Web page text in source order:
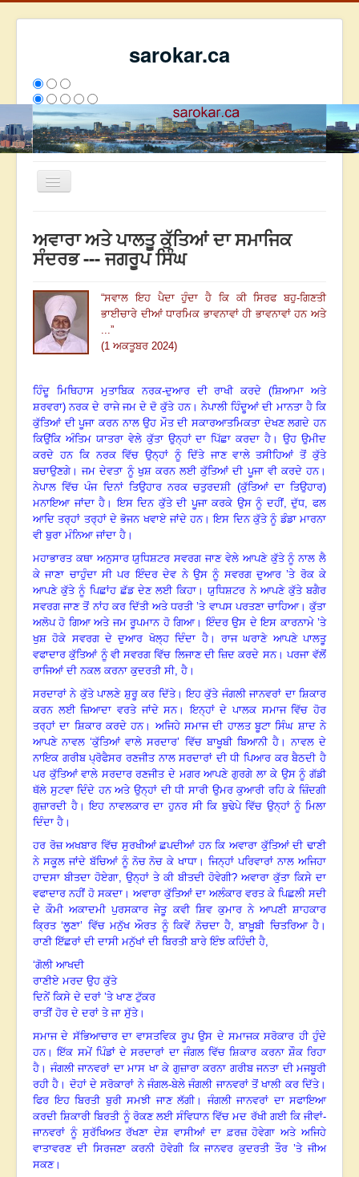
sarokar.ca
Toggle
ਰਚਨਾਵਾਂ
ਸੰਪਰਕ
We have 232 guests and no members online
2808241
ਇਸ ਹਫਤੇ
ਅਵਾਰਾ ਅਤੇ ਪਾਲਤੂ ਕੁੱਤਿਆਂ ਦਾ ਸਮਾਜਿਕ
ਸੰਦਰਭ --- ਜਗਰੂਪ ਸਿੰਘ
“ਸਵਾਲ ਇਹ ਪੈਦਾ ਹੁੰਦਾ ਹੈ ਕਿ ਕੀ ਸਿਰਫ ਬਹੁ-ਗਿਣਤੀ
ਭਾਈਚਾਰੇ ਦੀਆਂ ਧਾਰਮਿਕ ਭਾਵਨਾਵਾਂ ਹੀ ਭਾਵਨਾਵਾਂ ਹਨ ਅਤੇ
...”
(1 ਅਕਤੂਬਰ 2024)
ਹਿੰਦੂ ਮਿਥਿਹਾਸ ਮੁਤਾਬਿਕ ਨਰਕ-ਦੁਆਰ ਦੀ ਰਾਖੀ ਕਰਦੇ (ਸ਼ਿਆਮਾ ਅਤੇ
ਸ਼ਰਵਰਾ) ਨਰਕ ਦੇ ਰਾਜੇ ਜਮ ਦੇ ਦੋ ਕੁੱਤੇ ਹਨ। ਨੇਪਾਲੀ ਹਿੰਦੂਆਂ ਦੀ ਮਾਨਤਾ ਹੈ ਕਿ
ਕੁੱਤਿਆਂ ਦੀ ਪੂਜਾ ਕਰਨ ਨਾਲ ਉਹ ਮੌਤ ਦੀ ਸਕਾਰਆਤਮਿਕਤਾ ਦੇਖਣ ਲਗਦੇ ਹਨ
ਕਿਉਂਕਿ ਅੰਤਿਮ ਯਾਤਰਾ ਵੇਲੇ ਕੁੱਤਾ ਉਨ੍ਹਾਂ ਦਾ ਪਿੱਛਾ ਕਰਦਾ ਹੈ ।ਉਹ ਉਮੀਦ
ਕਰਦੇ ਹਨ ਕਿ ਨਰਕ ਵਿੱਚ ਉਨ੍ਹਾਂ ਨੂੰ ਦਿੱਤੇ ਜਾਣ ਵਾਲੇ ਤਸੀਹਿਆਂ ਤੋਂ ਕੁੱਤੇ
ਬਚਾਉਣਗੇ।ਜਮ ਦੇਵਤਾ ਨੂੰ ਖੁਸ਼ ਕਰਨ ਲਈ ਕੁੱਤਿਆਂ ਦੀ ਪੂਜਾ ਵੀ ਕਰਦੇ ਹਨ।
ਨੇਪਾਲ ਵਿੱਚ ਪੰਜ ਦਿਨਾਂ ਤਿਉਹਾਰ ਨਰਕ ਚਤੁਰਦਸ਼ੀ (ਕੁੱਤਿਆਂ ਦਾ ਤਿਉਹਾਰ)
ਮਨਾਇਆ ਜਾਂਦਾ ਹੈ ।ਇਸ ਦਿਨ ਕੁੱਤੇ ਦੀ ਪੂਜਾ ਕਰਕੇ ਉਸ ਨੂੰ ਦਹੀਂ,ਦੁੱਧ,ਫਲ
ਆਦਿ ਤਰ੍ਹਾਂ ਤਰ੍ਹਾਂ ਦੇ ਭੋਜਨ ਖਵਾਏ ਜਾਂਦੇ ਹਨ।ਇਸ ਦਿਨ ਕੁੱਤੇ ਨੂੰ ਡੰਡਾ ਮਾਰਨਾ
ਵੀ ਬੁਰਾ ਮੰਨਿਆ ਜਾਂਦਾ ਹੈ ।
ਮਹਾਭਾਰਤ ਕਥਾ ਅਨੁਸਾਰ ਯੁਧਿਸ਼ਟਰ ਸਵਰਗ ਜਾਣ ਵੇਲੇ ਆਪਣੇ ਕੁੱਤੇ ਨੂੰ ਨਾਲ ਲੈ
ਕੇ ਜਾਣਾ ਚਾਹੁੰਦਾ ਸੀ ਪਰ ਇੰਦਰ ਦੇਵ ਨੇ ਉਸ ਨੂੰ ਸਵਰਗ ਦੁਆਰ ’ਤੇ ਰੋਕ ਕੇ
ਆਪਣੇ ਕੁੱਤੇ ਨੂੰ ਪਿਛਾਂਹ ਛੱਡ ਦੇਣ ਲਈ ਕਿਹਾ ।ਯੁਧਿਸ਼ਟਰ ਨੇ ਆਪਣੇ ਕੁੱਤੇ ਬਗੈਰ
ਸਵਰਗ ਜਾਣ ਤੋਂ ਨਾਂਹ ਕਰ ਦਿੱਤੀ ਅਤੇ ਧਰਤੀ ’ਤੇ ਵਾਪਸ ਪਰਤਣਾ ਚਾਹਿਆ।ਕੁੱਤਾ
ਅਲੋਪ ਹੋ ਗਿਆ ਅਤੇ ਜਮ ਰੂਪਮਾਨ ਹੋ ਗਿਆ।ਇੰਦਰ ਉਸ ਦੇ ਇਸ ਕਾਰਨਾਮੇ ’ਤੇ
ਖੁਸ਼ ਹੋਕੇ ਸਵਰਗ ਦੇ ਦੁਆਰ ਖੋਲ੍ਹ ਦਿੰਦਾ ਹੈ। ਰਾਜ ਘਰਾਣੇ ਆਪਣੇ ਪਾਲਤੂ
ਵਫਾਦਾਰ ਕੁੱਤਿਆਂ ਨੂੰ ਵੀ ਸਵਰਗ ਵਿੱਚ ਲਿਜਾਣ ਦੀ ਜ਼ਿਦ ਕਰਦੇ ਸਨ। ਪਰਜਾ ਵੱਲੋਂ
ਰਾਜਿਆਂ ਦੀ ਨਕਲ ਕਰਨਾ ਕੁਦਰਤੀ ਸੀ, ਹੈ ।
ਸਰਦਾਰਾਂ ਨੇ ਕੁੱਤੇ ਪਾਲਣੇ ਸ਼ੁਰੂ ਕਰ ਦਿੱਤੇ।ਇਹ ਕੁੱਤੇ ਜੰਗਲੀ ਜਾਨਵਰਾਂ ਦਾ ਸ਼ਿਕਾਰ
ਕਰਨ ਲਈ ਜ਼ਿਆਦਾ ਵਰਤੇ ਜਾਂਦੇ ਸਨ।ਇਨ੍ਹਾਂ ਦੇ ਪਾਲਕ ਸਮਾਜ ਵਿੱਚ ਹੋਰ
ਤਰ੍ਹਾਂ ਦਾ ਸ਼ਿਕਾਰ ਕਰਦੇ ਹਨ। ਅਜਿਹੇ ਸਮਾਜ ਦੀ ਹਾਲਤ ਬੂਟਾ ਸਿੰਘ ਸ਼ਾਦ ਨੇ
ਆਪਣੇ ਨਾਵਲ ‘ਕੁੱਤਿਆਂ ਵਾਲੇ ਸਰਦਾਰ’ ਵਿੱਚ ਬਾਖੂਬੀ ਬਿਆਨੀ ਹੈ। ਨਾਵਲ ਦੇ
ਨਾਇਕ ਗਰੀਬ ਪ੍ਰੋਫੈਸਰ ਰਣਜੀਤ ਨਾਲ ਸਰਦਾਰਾਂ ਦੀ ਧੀ ਪਿਆਰ ਕਰ ਬੈਠਦੀ ਹੈ
ਪਰ ਕੁੱਤਿਆਂ ਵਾਲੇ ਸਰਦਾਰ ਰਣਜੀਤ ਦੇ ਮਗਰ ਆਪਣੇ ਗੁਰਗੇ ਲਾ ਕੇ ਉਸ ਨੂੰ ਗੱਡੀ
ਥੱਲੇ ਸੁਟਵਾ ਦਿੰਦੇ ਹਨ ਅਤੇ ਉਨ੍ਹਾਂ ਦੀ ਧੀ ਸਾਰੀ ਉਮਰ ਕੁਆਰੀ ਰਹਿ ਕੇ ਜ਼ਿੰਦਗੀ
ਗੁਜ਼ਾਰਦੀ ਹੈ।ਇਹ ਨਾਵਲਕਾਰ ਦਾ ਹੁਨਰ ਸੀ ਕਿ ਬੁਢੇਪੇ ਵਿੱਚ ਉਨ੍ਹਾਂ ਨੂੰ ਮਿਲਾ
ਦਿੰਦਾ ਹੈ ।
ਹਰ ਰੋਜ਼ ਅਖਬਾਰ ਵਿੱਚ ਸੁਰਖੀਆਂ ਛਪਦੀਆਂ ਹਨ ਕਿ ਅਵਾਰਾ ਕੁੱਤਿਆਂ ਦੀ ਢਾਣੀ
ਨੇ ਸਕੂਲ ਜਾਂਦੇ ਬੱਚਿਆਂ ਨੂੰ ਨੋਚ ਨੋਚ ਕੇ ਖਾਧਾ ।ਜਿਨ੍ਹਾਂ ਪਰਿਵਾਰਾਂ ਨਾਲ ਅਜਿਹਾ
ਹਾਦਸਾ ਬੀਤਦਾ ਹੋਏਗਾ, ਉਨ੍ਹਾਂ ਤੇ ਕੀ ਬੀਤਦੀ ਹੋਵੇਗੀ? ਅਵਾਰਾ ਕੁੱਤਾ ਕਿਸੇ ਦਾ
ਵਫਾਦਾਰ ਨਹੀਂ ਹੋ ਸਕਦਾ । ਅਵਾਰਾ ਕੁੱਤਿਆਂ ਦਾ ਅਲੰਕਾਰ ਵਰਤ ਕੇ ਪਿਛਲੀ ਸਦੀ
ਦੇ ਕੌਮੀ ਅਕਾਦਮੀ ਪੁਰਸਕਾਰ ਜੇਤੂ ਕਵੀ ਸ਼ਿਵ ਕੁਮਾਰ ਨੇ ਆਪਣੀ ਸ਼ਾਹਕਾਰ
ਕ੍ਰਿਤ ‘ਲੂਣਾ’ ਵਿੱਚ ਮਨੁੱਖ ਔਰਤ ਨੂੰ ਕਿਵੇਂ ਨੋਚਦਾ ਹੈ, ਬਾਖ਼ੂਬੀ ਚਿਤਰਿਆ ਹੈ ।
ਰਾਣੀ ਇੱਛਰਾਂ ਦੀ ਦਾਸੀ ਮਨੁੱਖਾਂ ਦੀ ਬਿਰਤੀ ਬਾਰੇ ਇੰਝ ਕਹਿੰਦੀ ਹੈ,
‘ਗੋਲੀ ਆਖਦੀ
ਰਾਣੀਏ ਮਰਦ ਉਹ ਕੁੱਤੇ
ਦਿਨੇਂ ਕਿਸੇ ਦੇ ਦਰਾਂ ’ਤੇ ਖਾਣ ਟੁੱਕਰ
ਰਾਤੀਂ ਹੋਰ ਦੇ ਦਰਾਂ ਤੇ ਜਾ ਸੁੱਤੇ।
ਸਮਾਜ ਦੇ ਸੱਭਿਆਚਾਰ ਦਾ ਵਾਸਤਵਿਕ ਰੂਪ ਉਸ ਦੇ ਸਮਾਜਕ ਸਰੋਕਾਰ ਹੀ ਹੁੰਦੇ
ਹਨ। ਇੱਕ ਸਮੇਂ ਪਿੰਡਾਂ ਦੇ ਸਰਦਾਰਾਂ ਦਾ ਜੰਗਲ ਵਿੱਚ ਸ਼ਿਕਾਰ ਕਰਨਾ ਸ਼ੌਕ ਰਿਹਾ
ਹੈ । ਜੰਗਲੀ ਜਾਨਵਰਾਂ ਦਾ ਮਾਸ ਖਾ ਕੇ ਗੁਜ਼ਾਰਾ ਕਰਨਾ ਗਰੀਬ ਜਨਤਾ ਦੀ ਮਜਬੂਰੀ
ਰਹੀ ਹੈ । ਦੋਹਾਂ ਦੇ ਸਰੋਕਾਰਾਂ ਨੇ ਜੰਗਲ-ਬੇਲੇ ਜੰਗਲੀ ਜਾਨਵਰਾਂ ਤੋਂ ਖਾਲੀ ਕਰ ਦਿੱਤੇ।
ਫਿਰ ਇਹ ਬਿਰਤੀ ਬੁਰੀ ਸਮਝੀ ਜਾਣ ਲੱਗੀ। ਜੰਗਲੀ ਜਾਨਵਰਾਂ ਦਾ ਸਫਾਇਆ
ਕਰਦੀ ਸ਼ਿਕਾਰੀ ਬਿਰਤੀ ਨੂੰ ਰੋਕਣ ਲਈ ਸੰਵਿਧਾਨ ਵਿੱਚ ਮਦ ਰੱਖੀ ਗਈ ਕਿ ਜੀਵਾਂ-
ਜਾਨਵਰਾਂ ਨੂੰ ਸੁਰੱਖਿਅਤ ਰੱਖਣਾ ਦੇਸ਼ ਵਾਸੀਆਂ ਦਾ ਫ਼ਰਜ਼ ਹੋਵੇਗਾ ਅਤੇ ਅਜਿਹੇ
ਵਾਤਾਵਰਣ ਦੀ ਸਿਰਜਣਾ ਕਰਨੀ ਹੋਵੇਗੀ ਕਿ ਜਾਨਵਰ ਕੁਦਰਤੀ ਤੌਰ ’ਤੇ ਜੀਅ
ਸਕਣ।